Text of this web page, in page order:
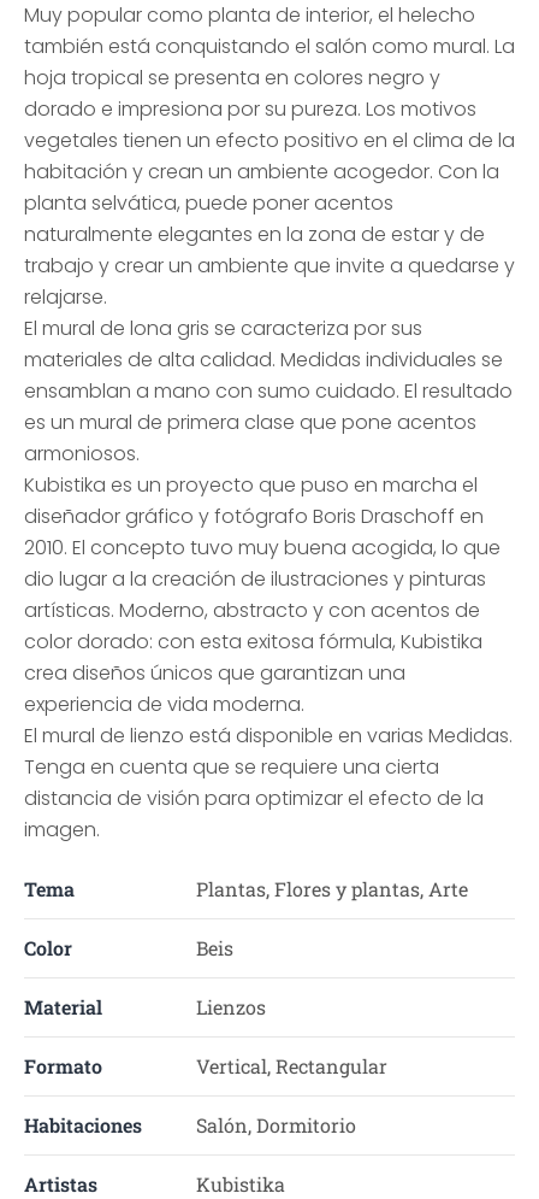
Muy popular como planta de interior, el helecho
también está conquistando el salón como mural. La
hoja tropical se presenta en colores negro y
dorado e impresiona por su pureza. Los motivos
vegetales tienen un efecto positivo en el clima de la
habitación y crean un ambiente acogedor. Con la
planta selvática, puede poner acentos
naturalmente elegantes en la zona de estar y de
trabajo y crear un ambiente que invite a quedarse y
relajarse.
El mural de lona gris se caracteriza por sus
materiales de alta calidad. Medidas individuales se
ensamblan a mano con sumo cuidado. El resultado
es un mural de primera clase que pone acentos
armoniosos.
Kubistika es un proyecto que puso en marcha el
diseñador gráfico y fotógrafo Boris Draschoff en
2010. El concepto tuvo muy buena acogida, lo que
dio lugar a la creación de ilustraciones y pinturas
artísticas. Moderno, abstracto y con acentos de
color dorado: con esta exitosa fórmula, Kubistika
crea diseños únicos que garantizan una
experiencia de vida moderna.
El mural de lienzo está disponible en varias Medidas.
Tenga en cuenta que se requiere una cierta
distancia de visión para optimizar el efecto de la
imagen.
Tema Plantas, Flores y plantas, Arte
Color Beis
Material Lienzos
Formato Vertical, Rectangular
Habitaciones Salón, Dormitorio
Artistas Kubistika